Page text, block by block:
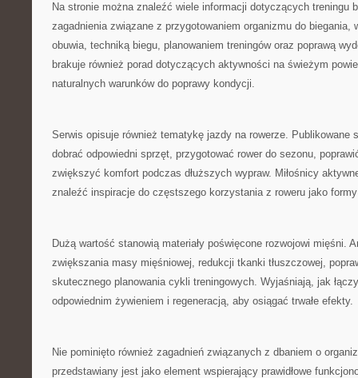
Na stronie można znaleźć wiele informacji dotyczących treningu
zagadnienia związane z przygotowaniem organizmu do biegania,
obuwia, techniką biegu, planowaniem treningów oraz poprawą
brakuje również porad dotyczących aktywności na świeżym
naturalnych warunków do poprawy kondycji.
Serwis opisuje również tematykę jazdy na rowerze. Publikowane
dobrać odpowiedni sprzęt, przygotować rower do sezonu,
zwiększyć komfort podczas dłuższych wypraw. Miłośnicy
znaleźć inspiracje do częstszego korzystania z roweru jako
Dużą wartość stanowią materiały poświęcone rozwojowi mięśni.
zwiększania masy mięśniowej, redukcji tkanki tłuszczowej,
skutecznego planowania cykli treningowych. Wyjaśniają, jak
odpowiednim żywieniem i regeneracją, aby osiągać trwałe efekty.
Nie pominięto również zagadnień związanych z dbaniem o
przedstawiany jest jako element wspierający prawidłowe